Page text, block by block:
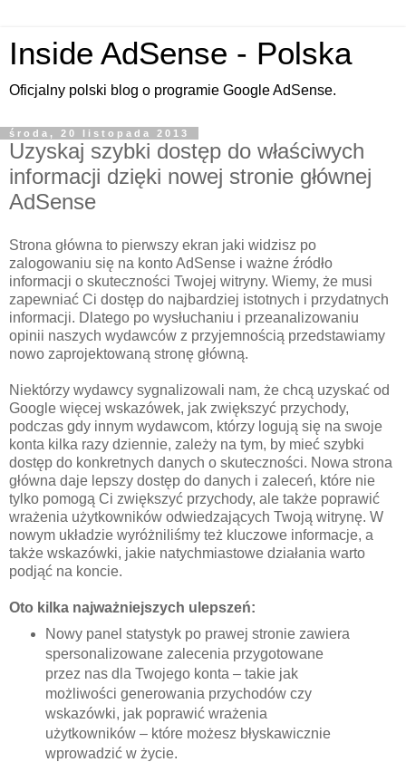
Inside AdSense - Polska
Oficjalny polski blog o programie Google AdSense.
środa, 20 listopada 2013
Uzyskaj szybki dostęp do właściwych
informacji dzięki nowej stronie głównej
AdSense
Strona główna to pierwszy ekran jaki widzisz po
zalogowaniu się na konto AdSense i ważne źródło
informacji o skuteczności Twojej witryny. Wiemy, że musi
zapewniać Ci dostęp do najbardziej istotnych i przydatnych
informacji. Dlatego po wysłuchaniu i przeanalizowaniu
opinii naszych wydawców z przyjemnością przedstawiamy
nowo zaprojektowaną stronę główną.
Niektórzy wydawcy sygnalizowali nam, że chcą uzyskać od
Google więcej wskazówek, jak zwiększyć przychody,
podczas gdy innym wydawcom, którzy logują się na swoje
konta kilka razy dziennie, zależy na tym, by mieć szybki
dostęp do konkretnych danych o skuteczności. Nowa strona
główna daje lepszy dostęp do danych i zaleceń, które nie
tylko pomogą Ci zwiększyć przychody, ale także poprawić
wrażenia użytkowników odwiedzających Twoją witrynę. W
nowym układzie wyróżniliśmy też kluczowe informacje, a
także wskazówki, jakie natychmiastowe działania warto
podjąć na koncie.
Oto kilka najważniejszych ulepszeń:
Nowy panel statystyk po prawej stronie zawiera
spersonalizowane zalecenia przygotowane
przez nas dla Twojego konta – takie jak
możliwości generowania przychodów czy
wskazówki, jak poprawić wrażenia
użytkowników – które możesz błyskawicznie
wprowadzić w życie.